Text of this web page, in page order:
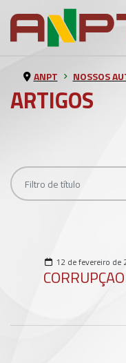
ARTIGOS
ANPT NOSSOS
Filtros
Filtro de título
12 de fevereiro de